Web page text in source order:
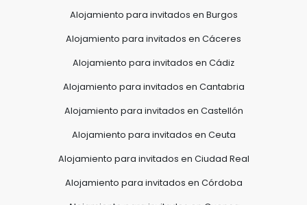
Alojamiento para invitados en Burgos
Alojamiento para invitados en Cáceres
Alojamiento para invitados en Cádiz
Alojamiento para invitados en Cantabria
Alojamiento para invitados en Castellón
Alojamiento para invitados en Ceuta
Alojamiento para invitados en Ciudad Real
Alojamiento para invitados en Córdoba